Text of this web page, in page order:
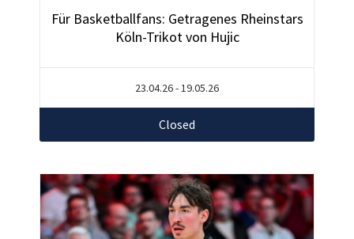
Für Basketballfans: Getragenes Rheinstars
Köln-Trikot von Hujic
23.04.26 - 19.05.26
Closed